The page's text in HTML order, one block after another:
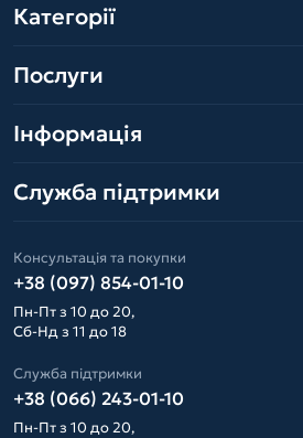
Категорії
Послуги
Інформація
Служба підтримки
Консультація та покупки
+38 (097) 854-01-10
Пн-Пт з 10 до 20,
Сб-Нд з 11 до 18
Служба підтримки
+38 (066) 243-01-10
Пн-Пт з 10 до 20,